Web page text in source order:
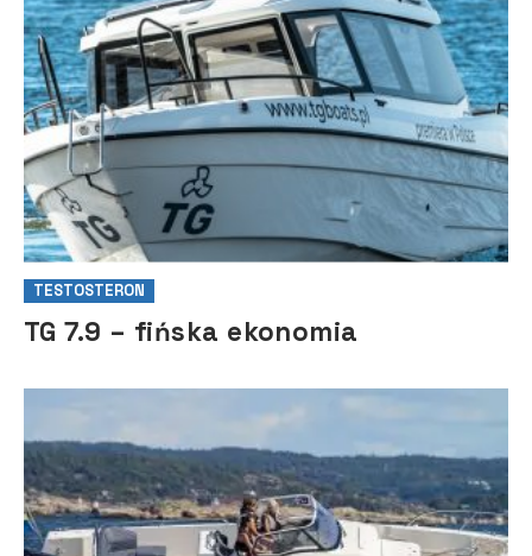
TESTOSTERON
TG 7.9 – fińska ekonomia